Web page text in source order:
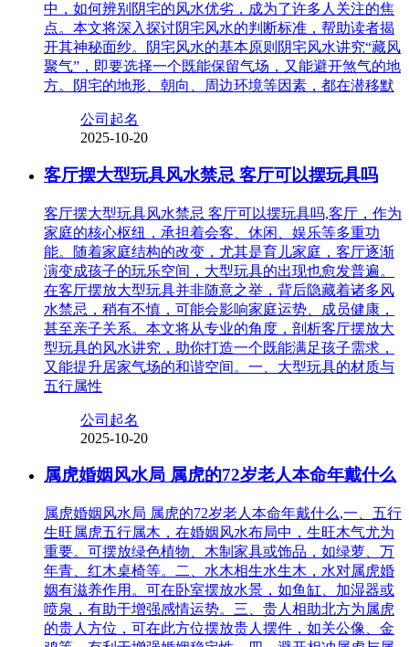
中，如何辨别阴宅的风水优劣，成为了许多人关注的焦
点。本文将深入探讨阴宅风水的判断标准，帮助读者揭
开其神秘面纱。阴宅风水的基本原则阴宅风水讲究“藏风
聚气”，即要选择一个既能保留气场，又能避开煞气的地
方。阴宅的地形、朝向、周边环境等因素，都在潜移默
公司起名
2025-10-20
客厅摆大型玩具风水禁忌 客厅可以摆玩具吗
客厅摆大型玩具风水禁忌 客厅可以摆玩具吗,客厅，作为
家庭的核心枢纽，承担着会客、休闲、娱乐等多重功
能。随着家庭结构的改变，尤其是育儿家庭，客厅逐渐
演变成孩子的玩乐空间，大型玩具的出现也愈发普遍。
在客厅摆放大型玩具并非随意之举，背后隐藏着诸多风
水禁忌，稍有不慎，可能会影响家庭运势、成员健康，
甚至亲子关系。本文将从专业的角度，剖析客厅摆放大
型玩具的风水讲究，助你打造一个既能满足孩子需求，
又能提升居家气场的和谐空间。一、大型玩具的材质与
五行属性
公司起名
2025-10-20
属虎婚姻风水局 属虎的72岁老人本命年戴什么
属虎婚姻风水局 属虎的72岁老人本命年戴什么,一、五行
生旺属虎五行属木，在婚姻风水布局中，生旺木气尤为
重要。可摆放绿色植物、木制家具或饰品，如绿萝、万
年青、红木桌椅等。二、水木相生水生木，水对属虎婚
姻有滋养作用。可在卧室摆放水景，如鱼缸、加湿器或
喷泉，有助于增强感情运势。三、贵人相助北方为属虎
的贵人方位，可在此方位摆放贵人摆件，如关公像、金